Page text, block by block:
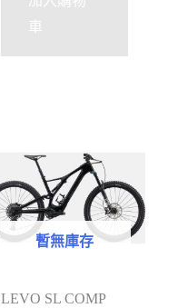
車
暫無庫存
LEVO SL COMP